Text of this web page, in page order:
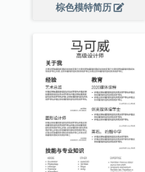
棕色模特简历